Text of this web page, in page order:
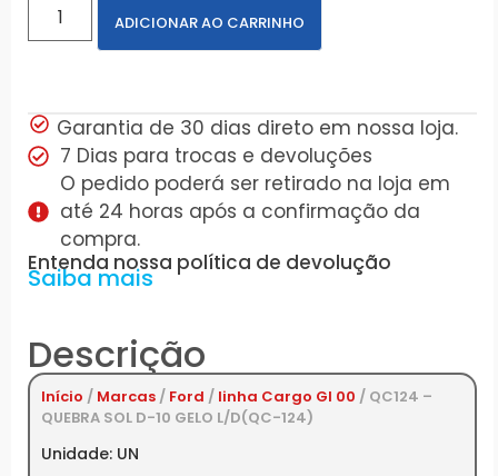
ADICIONAR AO CARRINHO
Garantia de 30 dias direto em nossa loja.
7 Dias para trocas e devoluções
O pedido poderá ser retirado na loja em
até 24 horas após a confirmação da
compra.
Entenda nossa política de devolução
Saiba mais
Descrição
Início / Marcas / Ford / linha Cargo GI 00 / QC124 –
QUEBRA SOL D-10 GELO L/D(QC-124)
Unidade: UN